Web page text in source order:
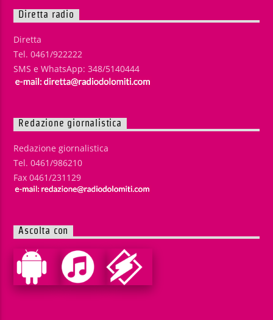
Diretta radio
Diretta
Tel. 0461/922222
SMS e WhatsApp: 348/5140444
Redazione giornalistica
Redazione giornalistica
Tel. 0461/986210
Fax 0461/231129
Ascolta con